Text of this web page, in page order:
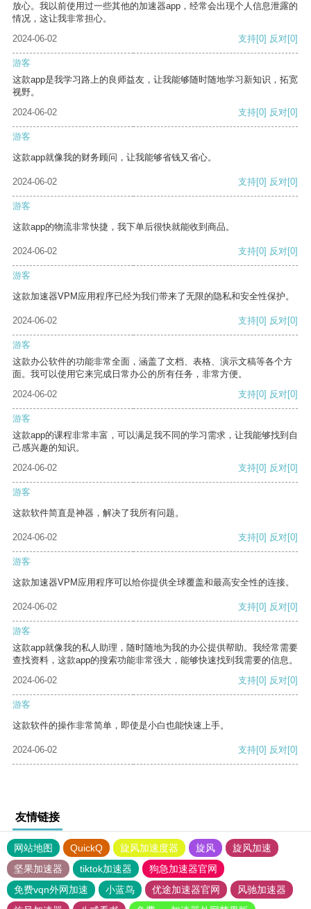
放心。我以前使用过一些其他的加速器app，经常会出现个人信息泄露的
情况，这让我非常担心。
2024-06-02
支持[0] 反对[0]
游客
这款app是我学习路上的良师益友，让我能够随时随地学习新知识，拓宽
视野。
2024-06-02
支持[0] 反对[0]
游客
这款app就像我的财务顾问，让我能够省钱又省心。
2024-06-02 支持[0] 反对[0]
游客
这款app的物流非常快捷，我下单后很快就能收到商品。
2024-06-02 支持[0] 反对[0]
游客
这款加速器VPM应用程序已经为我们带来了无限的隐私和安全性保护。
2024-06-02 支持[0] 反对[0]
游客
这款办公软件的功能非常全面，涵盖了文档、表格、演示文稿等各个方
面。我可以使用它来完成日常办公的所有任务，非常方便。
2024-06-02
支持[0] 反对[0]
游客
这款app的课程非常丰富，可以满足我不同的学习需求，让我能够找到自
己感兴趣的知识。
2024-06-02
支持[0] 反对[0]
游客
这款软件简直是神器，解决了我所有问题。
2024-06-02 支持[0] 反对[0]
游客
这款加速器VPM应用程序可以给你提供全球覆盖和最高安全性的连接。
2024-06-02 支持[0] 反对[0]
游客
这款app就像我的私人助理，随时随地为我的办公提供帮助。我经常需要
查找资料，这款app的搜索功能非常强大，能够快速找到我需要的信息。
2024-06-02
支持[0] 反对[0]
游客
这款软件的操作非常简单，即使是小白也能快速上手。
2024-06-02 支持[0] 反对[0]
友情链接
网站地图 QuickQ 旋风加速度器 旋风
旋风加速
坚果加速器
tiktok加速器
狗急加速器官网
免费vqn外网加速
小蓝鸟 优途加速器官网
风驰加速器